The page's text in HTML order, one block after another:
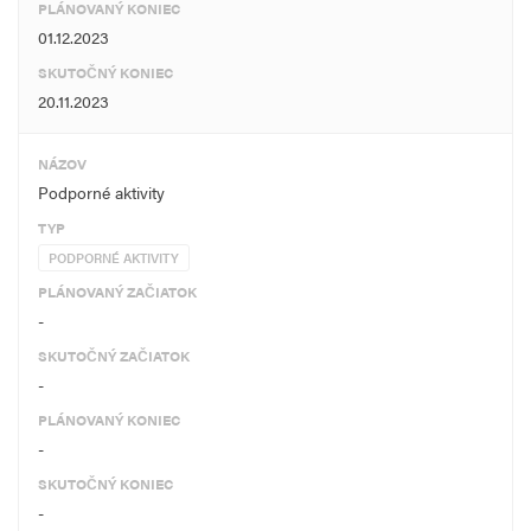
PLÁNOVANÝ KONIEC
01.12.2023
SKUTOČNÝ KONIEC
20.11.2023
NÁZOV
Podporné aktivity
TYP
PODPORNÉ AKTIVITY
PLÁNOVANÝ ZAČIATOK
-
SKUTOČNÝ ZAČIATOK
-
PLÁNOVANÝ KONIEC
-
SKUTOČNÝ KONIEC
-